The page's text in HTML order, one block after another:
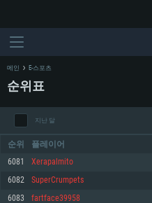
메인 E-스포츠
순위표
지난 달
순위 플레이어
6081 Xerapalmito
6082 SuperCrumpets
6083 fartface39958